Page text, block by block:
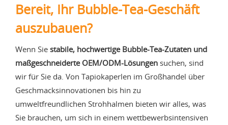
Bereit, Ihr Bubble-Tea-Geschäft
auszubauen?
Wenn Sie stabile, hochwertige Bubble-Tea-Zutaten und
maßgeschneiderte OEM/ODM-Lösungen suchen, sind
wir für Sie da. Von Tapiokaperlen im Großhandel über
Geschmacksinnovationen bis hin zu
umweltfreundlichen Strohhalmen bieten wir alles, was
Sie brauchen, um sich in einem wettbewerbsintensiven